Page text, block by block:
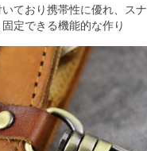
ており携帯性に優れ、ス
定できる機能的な作り